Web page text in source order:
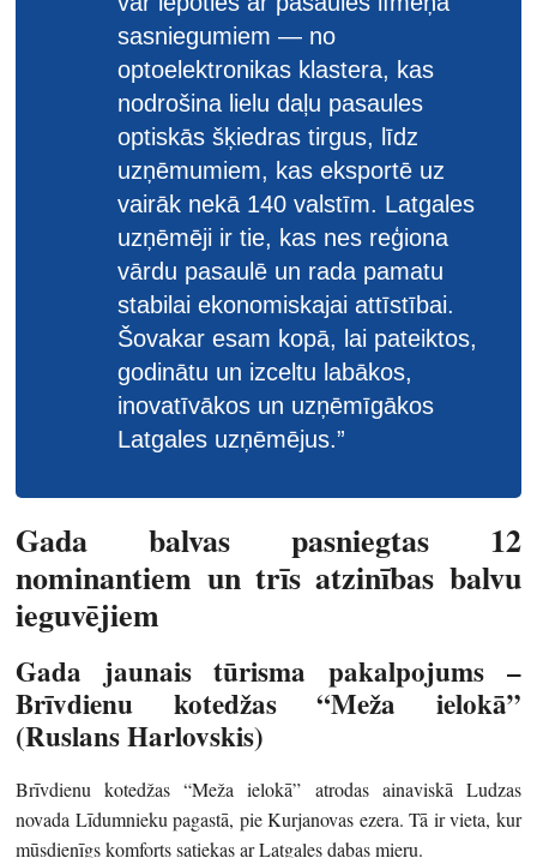
sasniegumiem — no
optoelektronikas klastera, kas
nodrošina lielu daļu pasaules
optiskās šķiedras tirgus, līdz
uzņēmumiem, kas eksportē uz
vairāk nekā 140 valstīm. Latgales
uzņēmēji ir tie, kas nes reģiona
vārdu pasaulē un rada pamatu
stabilai ekonomiskajai attīstībai.
Šovakar esam kopā, lai pateiktos,
godinātu un izceltu labākos,
inovatīvākos un uzņēmīgākos
Latgales uzņēmējus.”
Gada balvas pasniegtas 12
nominantiem un trīs atzinības balvu
ieguvējiem
Gada jaunais tūrisma pakalpojums –
Brīvdienu kotedžas “Meža ielokā”
(Ruslans Harlovskis)
Brīvdienu kotedžas “Meža ielokā” atrodas ainaviskā Ludzas
novada Līdumnieku pagastā, pie Kurjanovas ezera. Tā ir vieta, kur
mūsdienīgs komforts satiekas ar Latgales dabas mieru.